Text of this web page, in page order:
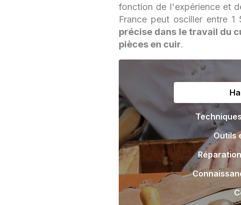
fonction de l'expérience et
France peut osciller entre
précise dans le travail du
pièces en cuir.
Outils